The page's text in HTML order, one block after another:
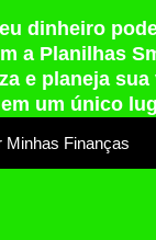
dinheiro
a Planilhas
e planeja sua
um único
Minhas Finanças